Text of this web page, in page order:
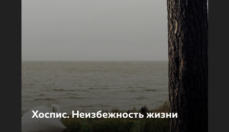
Хоспис. Неизбежность жизни